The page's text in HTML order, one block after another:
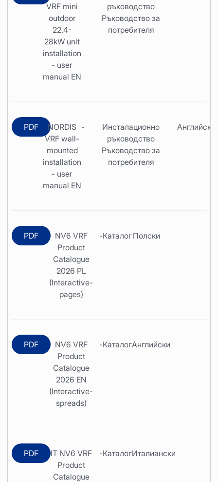
VRF mini
outdoor
22.4-
28kW unit
installation
- user
manual EN
ръководство
Ръководство за
потребителя
PDF
NORDIS
VRF wall-
mounted
installation
- user
manual EN
-
Инсталационно
ръководство
Ръководство за
потребителя
Английски
PDF
NV6 VRF
Product
Catalogue
2026 PL
(Interactive-
pages)
-КаталогПолски
PDF
NV6 VRF
Product
Catalogue
2026 EN
(Interactive-
spreads)
-КаталогАнглийски
PDF
IT NV6 VRF
Product
Catalogue
-КаталогИталиански